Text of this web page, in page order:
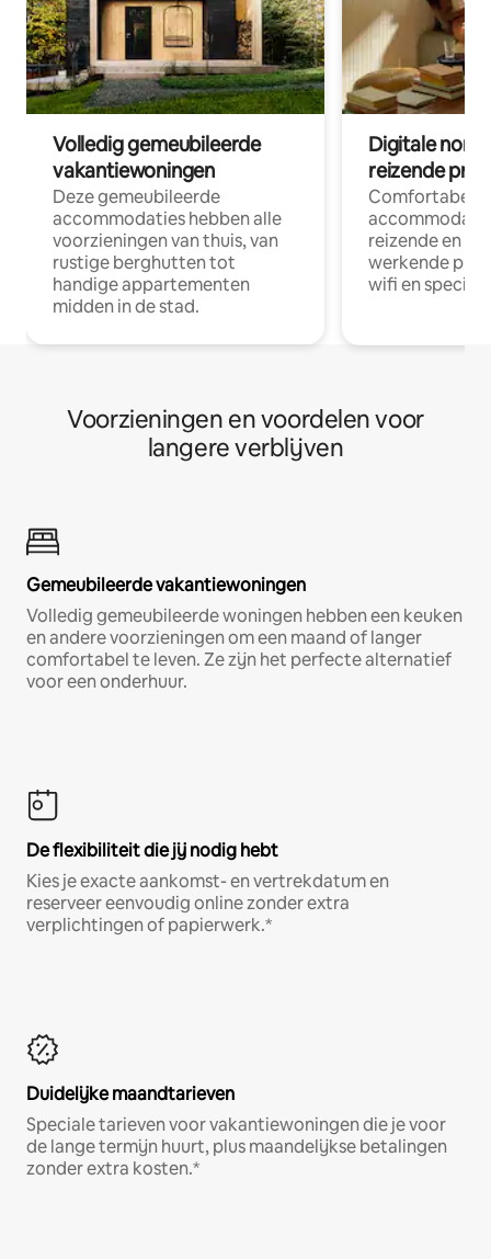
Volledig gemeubileerde
vakantiewoningen
Deze gemeubileerde
accommodaties hebben alle
voorzieningen van thuis, van
rustige berghutten tot
handige appartementen
midden in de stad.
Digitale
reizende
Comfortabele
reizende en
werkende
wifi en
Voorzieningen en voordelen voor
langere verblijven
Gemeubileerde vakantiewoningen
Volledig gemeubileerde woningen hebben een keuken
en andere voorzieningen om een maand of langer
comfortabel te leven. Ze zijn het perfecte alternatief
voor een onderhuur.
De flexibiliteit die jij nodig hebt
Kies je exacte aankomst- en vertrekdatum en
reserveer eenvoudig online zonder extra
verplichtingen of papierwerk.*
Duidelijke maandtarieven
Speciale tarieven voor vakantiewoningen die je voor
de lange termijn huurt, plus maandelijkse betalingen
zonder extra kosten.*